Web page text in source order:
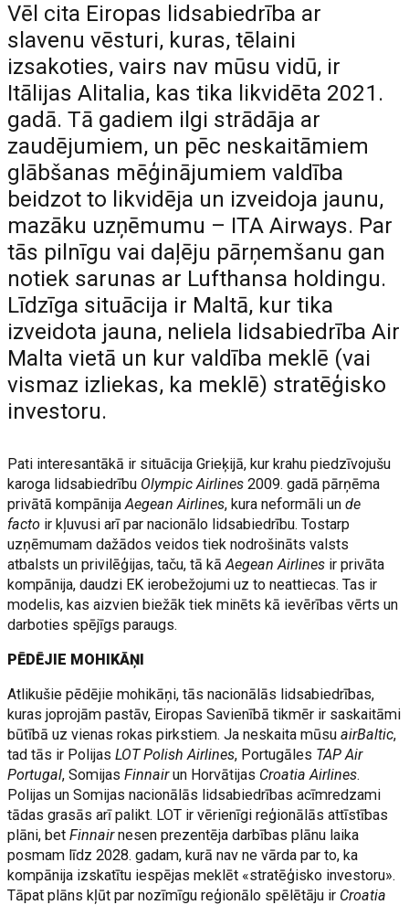
Vēl cita Eiropas lidsabiedrība ar
slavenu vēsturi, kuras, tēlaini
izsakoties, vairs nav mūsu vidū, ir
Itālijas Alitalia, kas tika likvidēta 2021.
gadā. Tā gadiem ilgi strādāja ar
zaudējumiem, un pēc neskaitāmiem
glābšanas mēģinājumiem valdība
beidzot to likvidēja un izveidoja jaunu,
mazāku uzņēmumu – ITA Airways. Par
tās pilnīgu vai daļēju pārņemšanu gan
notiek sarunas ar Lufthansa holdingu.
Līdzīga situācija ir Maltā, kur tika
izveidota jauna, neliela lidsabiedrība Air
Malta vietā un kur valdība meklē (vai
vismaz izliekas, ka meklē) stratēģisko
investoru.
Pati interesantākā ir situācija Grieķijā, kur krahu piedzīvojušu
karoga lidsabiedrību Olympic Airlines 2009. gadā pārņēma
privātā kompānijaAegean Airlines, kura neformāli unde
facto ir kļuvusi arī par nacionālo lidsabiedrību. Tostarp
uzņēmumam dažādos veidos tiek nodrošināts valsts
atbalsts un privilēģijas, taču, tā kā Aegean Airlines ir privāta
kompānija, daudzi EK ierobežojumi uz to neattiecas. Tas ir
modelis, kas aizvien biežāk tiek minēts kā ievērības vērts un
darboties spējīgs paraugs.
PĒDĒJIE MOHIKĀŅI
Atlikušie pēdējie mohikāņi, tās nacionālās lidsabiedrības,
kuras joprojām pastāv, Eiropas Savienībā tikmēr ir saskaitāmi
būtībā uz vienas rokas pirkstiem. Ja neskaita mūsuairBaltic,
tad tās ir PolijasLOT Polish Airlines, Portugāles TAP Air
Portugal, SomijasFinnairun Horvātijas Croatia Airlines.
Polijas un Somijas nacionālās lidsabiedrības acīmredzami
tādas grasās arī palikt. LOT ir vērienīgi reģionālās attīstības
plāni, betFinnairnesen prezentēja darbības plānu laika
posmam līdz 2028. gadam, kurā nav ne vārda par to, ka
kompānija izskatītu iespējas meklēt «stratēģisko investoru».
Tāpat plāns kļūt par nozīmīgu reģionālo spēlētāju ir Croatia